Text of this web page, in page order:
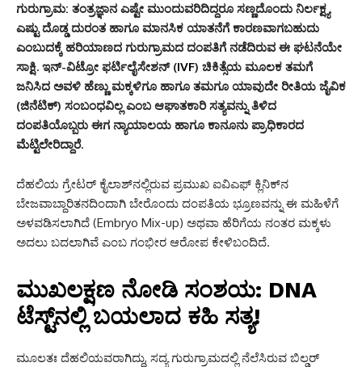
ಗುರುಗ್ರಾಮ: ತಂತ್ರಜ್ಞಾನ ಎಷ್ಟೇ ಮುಂದುವರಿದಿದ್ದರೂ ಸಣ್ಣದೊಂದು ನಿರ್ಲಕ್ಷ್ಯ
ಎಷ್ಟು ದೊಡ್ಡ ದುರಂತ ಹಾಗೂ ಮಾನಸಿಕ ಯಾತನೆಗೆ ಕಾರಣವಾಗಬಹುದು
ಎಂಬುದಕ್ಕೆ ಹರಿಯಾಣದ ಗುರುಗ್ರಾಮದ ದಂಪತಿಗೆ ನಡೆದಿರುವ ಈ ಘಟನೆಯೇ
ಸಾಕ್ಷಿ. ಇನ್-ವಿಟ್ರೋ ಫರ್ಟಿಲೈಸೇಶನ್ (IVF) ಚಿಕಿತ್ಸೆಯ ಮೂಲಕ ತಮಗೆ
ಜನಿಸಿದ ಅವಳಿ ಹೆಣ್ಣು ಮಕ್ಕಳಿಗೂ ಹಾಗೂ ತಮಗೂ ಯಾವುದೇ ರೀತಿಯ ಜೈವಿಕ
(ಜಿನೆಟಿಕ್) ಸಂಬಂಧವಿಲ್ಲ ಎಂಬ ಆಘಾತಕಾರಿ ಸತ್ಯವನ್ನು ತಿಳಿದ
ದಂಪತಿಯೊಬ್ಬರು ಈಗ ನ್ಯಾಯಾಲಯ ಹಾಗೂ ಕಾನೂನು ಪ್ರಾಧಿಕಾರದ
ಮೆಟ್ಟಿಲೇರಿದ್ದಾರೆ.
ದೆಹಲಿಯ ಗ್ರೇಟರ್ ಕೈಲಾಶ್‌ನಲ್ಲಿರುವ ಪ್ರಮುಖ ಐವಿಎಫ್ ಕ್ಲಿನಿಕ್‌ನ
ಬೇಜವಾಬ್ದಾರಿತನದಿಂದಾಗಿ ಬೇರೊಂದು ದಂಪತಿಯ ಭ್ರೂಣವನ್ನು ಈ ಮಹಿಳೆಗೆ
ಅಳವಡಿಸಲಾಗಿದೆ (Embryo Mix-up) ಅಥವಾ ಹೆರಿಗೆಯ ನಂತರ ಮಕ್ಕಳು
ಅದಲು ಬದಲಾಗಿವೆ ಎಂಬ ಗಂಭೀರ ಆರೋಪ ಕೇಳಿಬಂದಿದೆ.
ಮುಖಲಕ್ಷಣ ನೋಡಿ ಸಂಶಯ: DNA
ಟೆಸ್ಟ್‌ನಲ್ಲಿ ಬಯಲಾದ ಕಹಿ ಸತ್ಯ!
ಮೂಲತಃ ದೆಹಲಿಯವರಾಗಿದ್ದು, ಸದ್ಯ ಗುರುಗ್ರಾಮದಲ್ಲಿ ನೆಲೆಸಿರುವ ಬಿಲ್ಡರ್